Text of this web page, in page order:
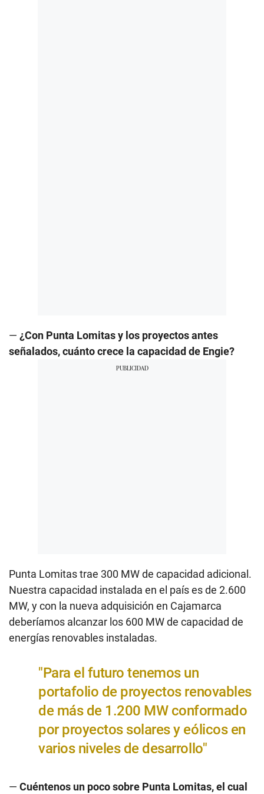
— ¿Con Punta Lomitas y los proyectos antes
señalados, cuánto crece la capacidad de Engie?
Punta Lomitas trae 300 MW de capacidad adicional.
Nuestra capacidad instalada en el país es de 2.600
MW, y con la nueva adquisición en Cajamarca
deberíamos alcanzar los 600 MW de capacidad de
energías renovables instaladas.
"Para el futuro tenemos un
portafolio de proyectos renovables
de más de 1.200 MW conformado
por proyectos solares y eólicos en
varios niveles de desarrollo"
— Cuéntenos un poco sobre Punta Lomitas, el cual